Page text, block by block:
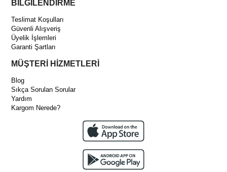
BİLGİLENDİRME
Teslimat Koşulları
Güvenli Alışveriş
Üyelik İşlemleri
Garanti Şartları
MÜŞTERİ HİZMETLERİ
Blog
Sıkça Sorulan Sorular
Yardım
Kargom Nerede?